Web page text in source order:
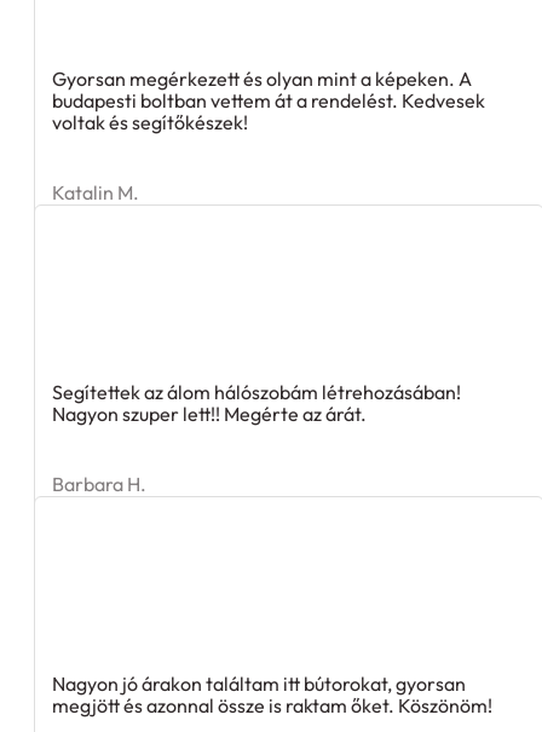
budapesti boltban vettem át a rendelést. Kedvesek
voltak és segítőkészek!
Nagyon szuper lett!! Megérte az árát.
megjött és azonnal össze is raktam őket. Köszönöm!